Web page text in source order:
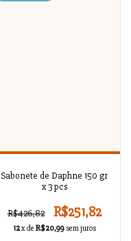
Sabonete de Daphne 150 gr
x 3 pcs
R$426,82 R$251,82
12x de R$20,99 sem juros